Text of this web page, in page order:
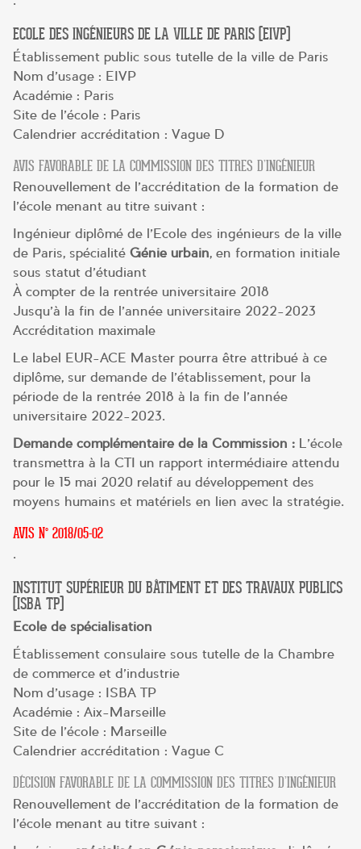
ECOLE DES INGÉNIEURS DE LA VILLE DE PARIS (EIVP)
Établissement public sous tutelle de la ville de Paris
Nom d’usage : EIVP
Académie : Paris
Site de l’école : Paris
Calendrier accréditation : Vague D
AVIS FAVORABLE DE LA COMMISSION DES TITRES D’INGÉNIEUR
Renouvellement de l’accréditation de la formation de
l’école menant au titre suivant :
Ingénieur diplômé de l’Ecole des ingénieurs de la ville
de Paris, spécialité Génie urbain, en formation initiale
sous statut d’étudiant
À compter de la rentrée universitaire 2018
Jusqu’à la fin de l’année universitaire 2022-2023
Accréditation maximale
Le label EUR-ACE Master pourra être attribué à ce
diplôme, sur demande de l’établissement, pour la
période de la rentrée 2018 à la fin de l’année
universitaire 2022-2023.
Demande complémentaire de la Commission : L’école
transmettra à la CTI un rapport intermédiaire attendu
pour le 15 mai 2020 relatif au développement des
moyens humains et matériels en lien avec la stratégie.
AVIS N° 2018/05-02
.
INSTITUT SUPÉRIEUR DU BÂTIMENT ET DES TRAVAUX PUBLICS
(ISBA TP)
Ecole de spécialisation
Établissement consulaire sous tutelle de la Chambre
de commerce et d’industrie
Nom d’usage : ISBA TP
Académie : Aix-Marseille
Site de l’école : Marseille
Calendrier accréditation : Vague C
DÉCISION FAVORABLE DE LA COMMISSION DES TITRES D’INGÉNIEUR
Renouvellement de l’accréditation de la formation de
l’école menant au titre suivant :